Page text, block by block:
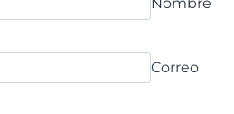
Correo